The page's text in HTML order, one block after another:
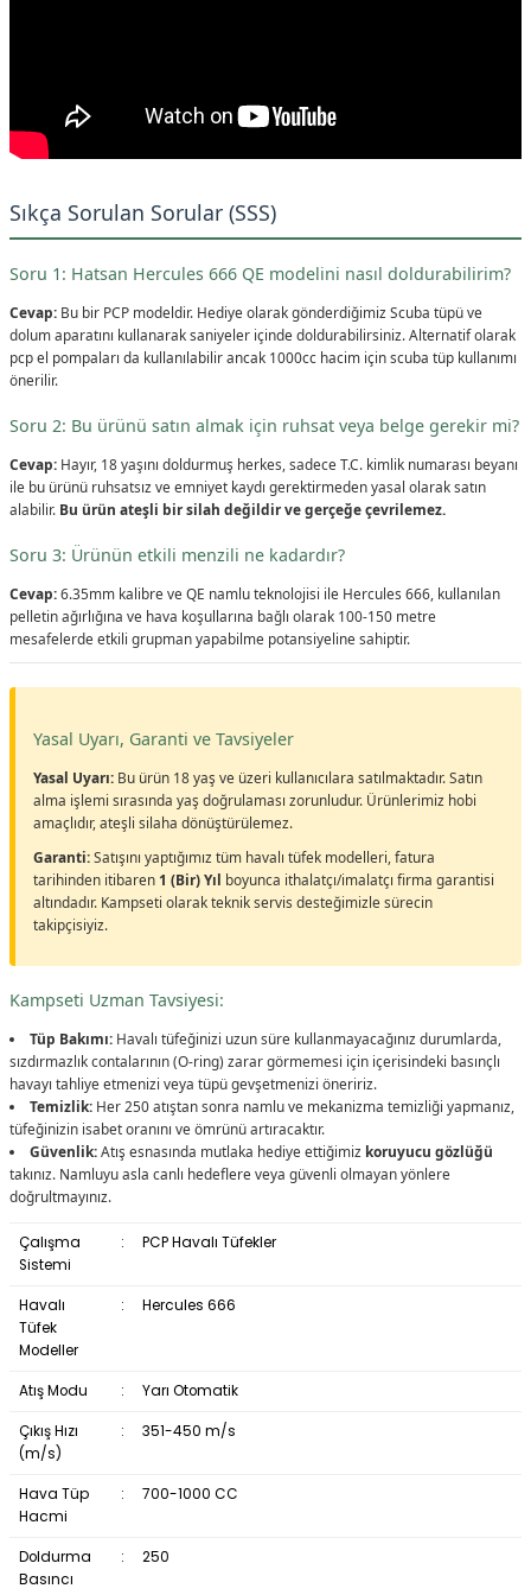
Sıkça Sorulan Sorular (SSS)
Soru 1: Hatsan Hercules 666 QE modelini nasıl doldurabilirim?
Cevap: Bu bir PCP modeldir. Hediye olarak gönderdiğimiz Scuba tüpü ve
dolum aparatını kullanarak saniyeler içinde doldurabilirsiniz. Alternatif olarak
pcp el pompaları da kullanılabilir ancak 1000cc hacim için scuba tüp kullanımı
önerilir.
Soru 2: Bu ürünü satın almak için ruhsat veya belge gerekir mi?
Cevap: Hayır, 18 yaşını doldurmuş herkes, sadece T.C. kimlik numarası beyanı
ile bu ürünü ruhsatsız ve emniyet kaydı gerektirmeden yasal olarak satın
alabilir. Bu ürün ateşli bir silah değildir ve gerçeğe çevrilemez.
Soru 3: Ürünün etkili menzili ne kadardır?
Cevap:6.35mm kalibre ve QE namlu teknolojisi ile Hercules 666, kullanılan
pelletin ağırlığına ve hava koşullarına bağlı olarak 100-150 metre
mesafelerde etkili grupman yapabilme potansiyeline sahiptir.
Yasal Uyarı, Garanti ve Tavsiyeler
Yasal Uyarı: Bu ürün 18 yaş ve üzeri kullanıcılara satılmaktadır. Satın
alma işlemi sırasında yaş doğrulaması zorunludur. Ürünlerimiz hobi
amaçlıdır, ateşli silaha dönüştürülemez.
Garanti:Satışını yaptığımız tüm havalı tüfek modelleri, fatura
tarihinden itibaren 1 (Bir) Yıl boyunca ithalatçı/imalatçı firma garantisi
altındadır. Kampseti olarak teknik servis desteğimizle sürecin
takipçisiyiz.
Kampseti Uzman Tavsiyesi:
Tüp Bakımı:Havalı tüfeğinizi uzun süre kullanmayacağınız durumlarda,
sızdırmazlık contalarının (O-ring) zarar görmemesi için içerisindeki basınçlı
havayı tahliye etmenizi veya tüpü gevşetmenizi öneririz.
Temizlik:Her 250 atıştan sonra namlu ve mekanizma temizliği yapmanız,
tüfeğinizin isabet oranını ve ömrünü artıracaktır.
Güvenlik:Atış esnasında mutlaka hediye ettiğimiz koruyucu gözlüğü
takınız. Namluyu asla canlı hedeflere veya güvenli olmayan yönlere
doğrultmayınız.
Çalışma
Sistemi
: PCP Havalı Tüfekler
Havalı
Tüfek
Modeller
: Hercules 666
Atış Modu : Yarı Otomatik
Çıkış Hızı
(m/s)
: 351-450 m/s
Hava Tüp
Hacmi
: 700-1000 CC
Doldurma
Basıncı
: 250